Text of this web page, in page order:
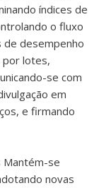
índices de
o fluxo
de desempenho
por lotes,
se com
em
e firmando
Mantém-se
novas